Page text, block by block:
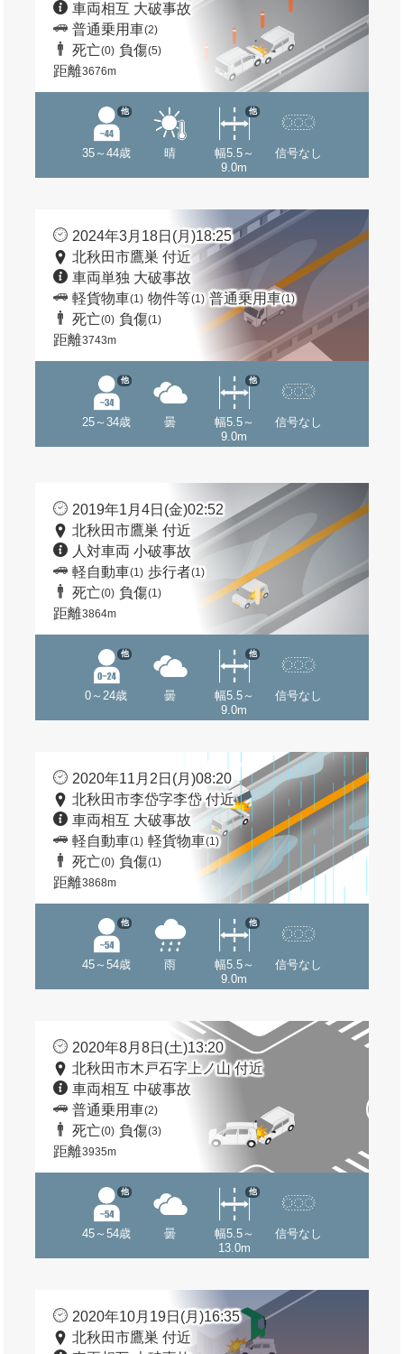
車両相互 大破事故
普通乗用車(2)
死亡(0) 負傷(5)
距離3676m
35～44歳
他
晴
幅5.5～
9.0m
他
信号なし
2024年3月18日(月)18:25
北秋田市鷹巣 付近
車両単独 大破事故
軽貨物車(1) 物件等(1) 普通乗用車(1)
死亡(0) 負傷(1)
距離3743m
25～34歳
他
曇
幅5.5～
9.0m
他
信号なし
2019年1月4日(金)02:52
北秋田市鷹巣 付近
人対車両 小破事故
軽自動車(1) 歩行者(1)
死亡(0) 負傷(1)
距離3864m
0～24歳
他
曇
幅5.5～
9.0m
他
信号なし
2020年11月2日(月)08:20
北秋田市李岱字李岱 付近
車両相互 大破事故
軽自動車(1) 軽貨物車(1)
死亡(0) 負傷(1)
距離3868m
45～54歳
他
雨
幅5.5～
9.0m
他
信号なし
2020年8月8日(土)13:20
北秋田市木戸石字上ノ山 付近
車両相互 中破事故
普通乗用車(2)
死亡(0) 負傷(3)
距離3935m
45～54歳
他
曇
幅5.5～
13.0m
他
信号なし
2020年10月19日(月)16:35
北秋田市鷹巣 付近